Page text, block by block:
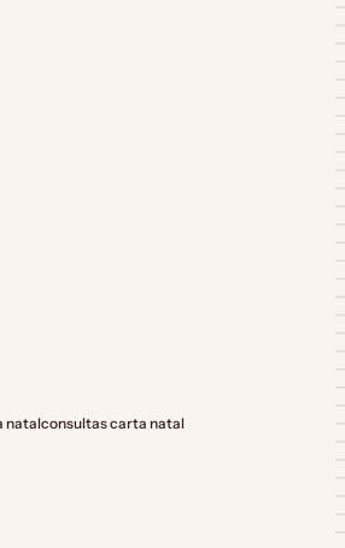
natalconsultas carta natal